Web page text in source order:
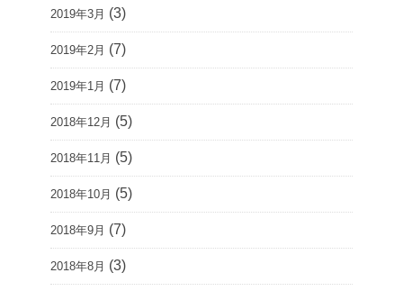
2019年3月 (3)
2019年2月 (7)
2019年1月 (7)
2018年12月 (5)
2018年11月 (5)
2018年10月 (5)
2018年9月 (7)
2018年8月 (3)